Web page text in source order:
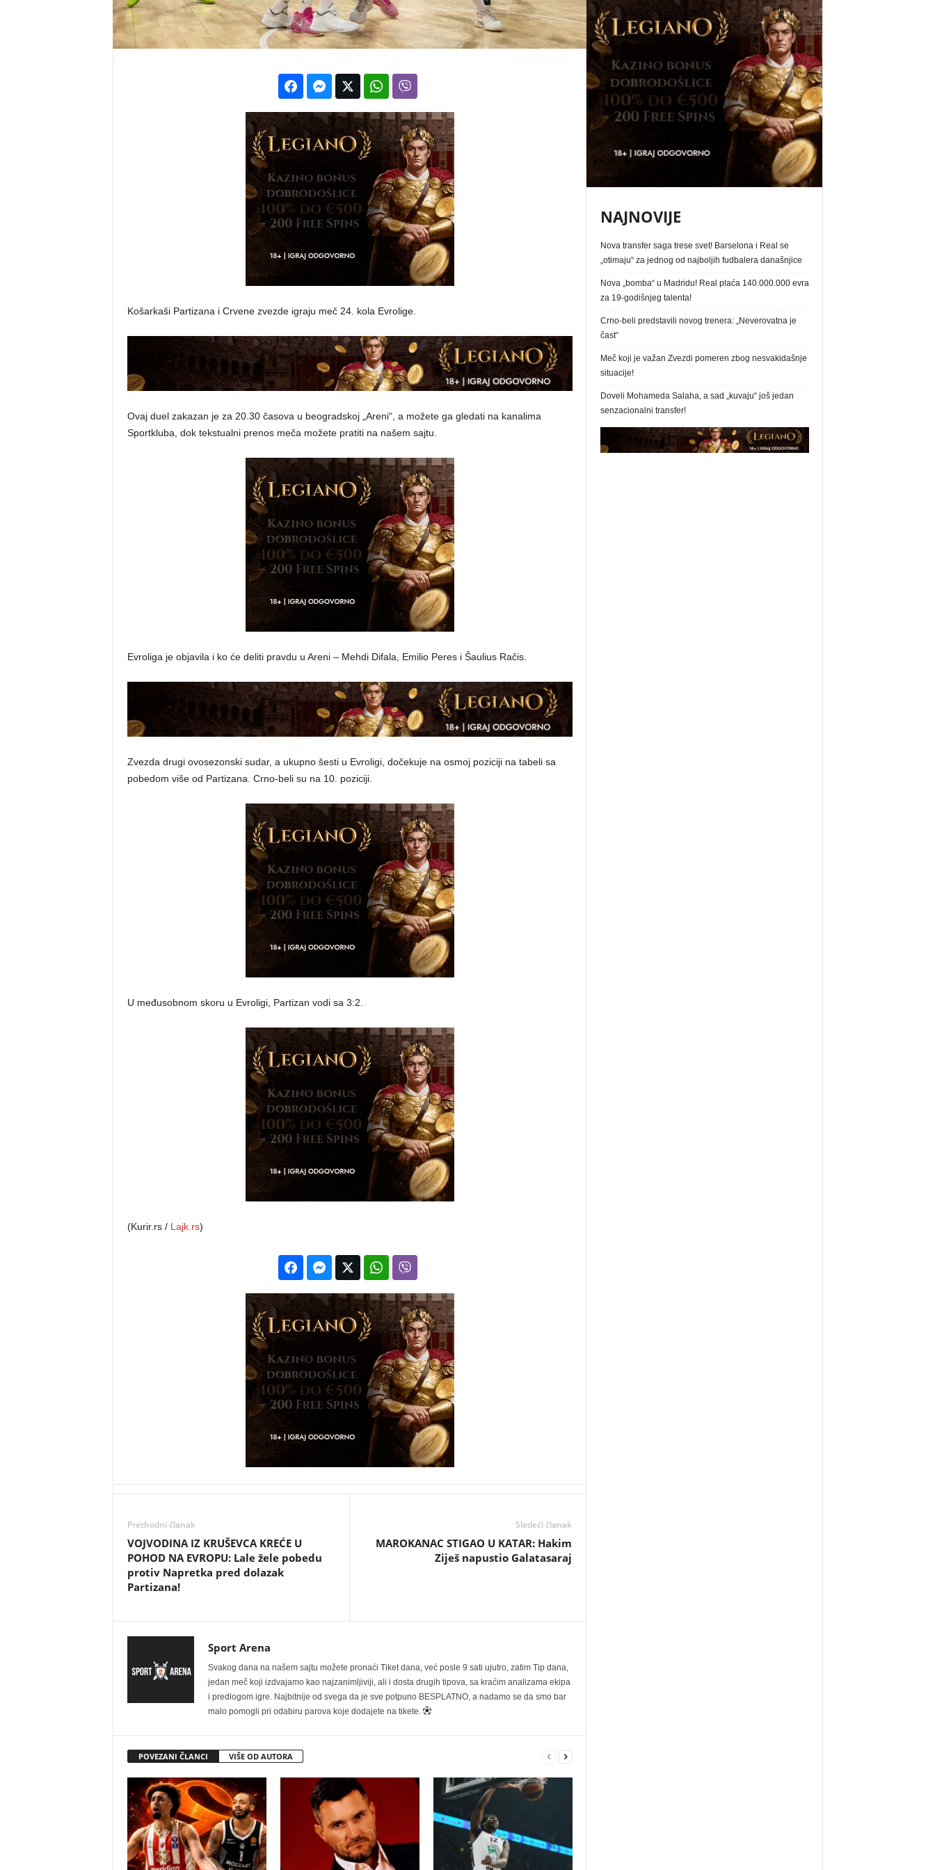
Košarkaši Partizana i Crvene zvezde igraju meč 24. kola Evrolige.
Ovaj duel zakazan je za 20.30 časova u beogradskoj „Areni“, a možete ga gledati na kanalima
Sportkluba, dok tekstualni prenos meča možete pratiti na našem sajtu.
Evroliga je objavila i ko će deliti pravdu u Areni – Mehdi Difala, Emilio Peres i Šaulius Račis.
Zvezda drugi ovosezonski sudar, a ukupno šesti u Evroligi, dočekuje na osmoj poziciji na tabeli sa
pobedom više od Partizana. Crno-beli su na 10. poziciji.
U međusobnom skoru u Evroligi, Partizan vodi sa 3:2.
(Kurir.rs / Lajk.rs)
Prethodni članak
VOJVODINA IZ KRUŠEVCA KREĆE U
POHOD NA EVROPU: Lale žele pobedu
protiv Napretka pred dolazak
Partizana!
Sledeći članak
MAROKANAC STIGAO U KATAR: Hakim
Ziješ napustio Galatasaraj
Sport Arena
Svakog dana na našem sajtu možete pronaći Tiket dana, već posle 9 sati ujutro, zatim Tip dana,
jedan meč koji izdvajamo kao najzanimljiviji, ali i dosta drugih tipova, sa kraćim analizama ekipa
i predlogom igre. Najbitnije od svega da je sve potpuno BESPLATNO, a nadamo se da smo bar
malo pomogli pri odabiru parova koje dodajete na tikete.
POVEZANI ČLANCI VIŠE OD AUTORA
NAJNOVIJE
Nova transfer saga trese svet! Barselona i Real se
„otimaju“ za jednog od najboljih fudbalera današnjice
Nova „bomba“ u Madridu! Real plaća 140.000.000 evra
za 19-godišnjeg talenta!
Crno-beli predstavili novog trenera: „Neverovatna je
čast“
Meč koji je važan Zvezdi pomeren zbog nesvakidašnje
situacije!
Doveli Mohameda Salaha, a sad „kuvaju“ još jedan
senzacionalni transfer!